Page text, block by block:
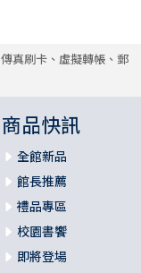
傳真刷卡、虛擬轉帳、郵
商品快訊
全館新品
館長推薦
禮品專區
校園書饗
即將登場